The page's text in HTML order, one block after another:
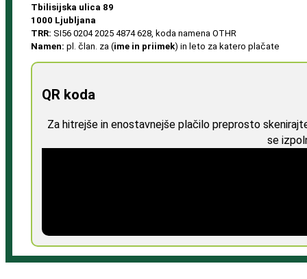
Tbilisijska ulica 89
1000 Ljubljana
TRR: SI56 0204 2025 4874 628, koda namena OTHR
Namen: pl. član. za (ime in priimek) in leto za katero plačate
QR koda
Za hitrejše in enostavnejše plačilo preprosto
se